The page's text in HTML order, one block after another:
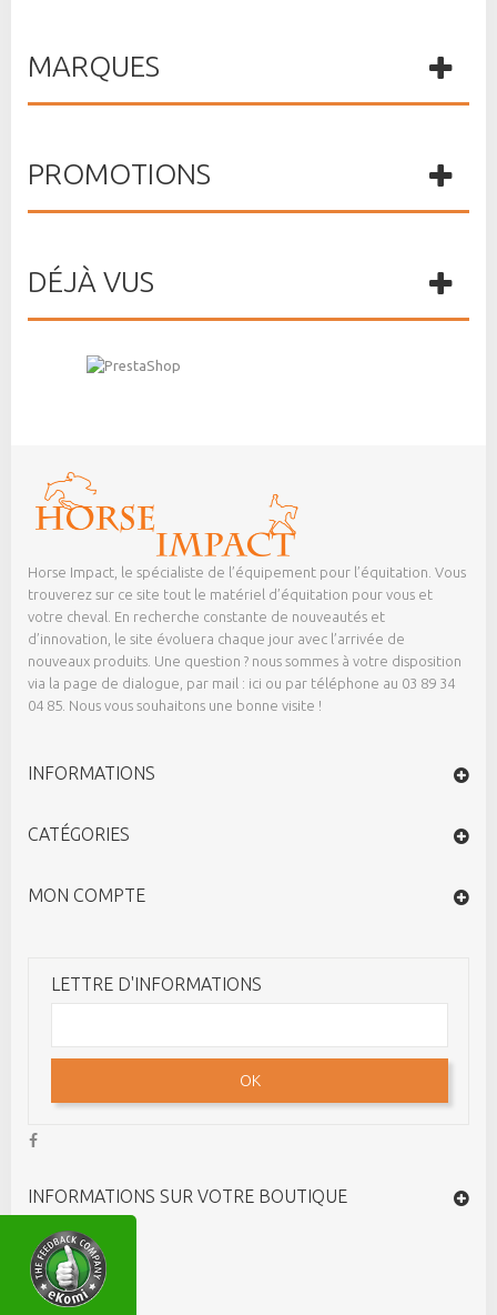
MARQUES
PROMOTIONS
DÉJÀ VUS
Horse Impact, le spécialiste de l’équipement pour l’équitation. Vous
trouverez sur ce site tout le matériel d’équitation pour vous et
votre cheval. En recherche constante de nouveautés et
d’innovation, le site évoluera chaque jour avec l’arrivée de
nouveaux produits. Une question ? nous sommes à votre disposition
via la page de dialogue, par mail : ici ou par téléphone au 03 89 34
04 85. Nous vous souhaitons une bonne visite !
INFORMATIONS
CATÉGORIES
MON COMPTE
LETTRE D'INFORMATIONS
OK
INFORMATIONS SUR VOTRE BOUTIQUE